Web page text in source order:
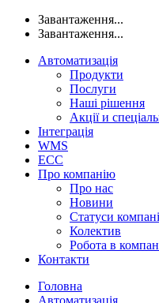
Завантаження...
Завантаження...
Автоматизація
Продукти
Послуги
Наші рішення
Акції и
Інтеграція
WMS
ECC
Про компанію
Про нас
Новини
Cтатуси
Колектив
Робота в
Контакти
Головна
Автоматизація